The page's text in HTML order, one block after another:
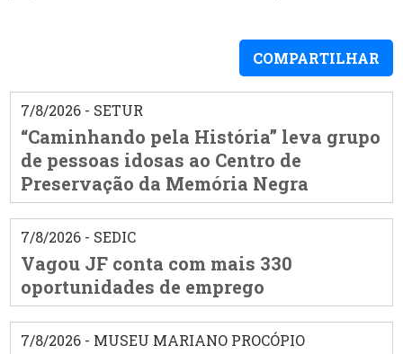
COMPARTILHAR
7/8/2026 - SETUR
“Caminhando pela História” leva grupo
de pessoas idosas ao Centro de
Preservação da Memória Negra
7/8/2026 - SEDIC
Vagou JF conta com mais 330
oportunidades de emprego
7/8/2026 - MUSEU MARIANO PROCÓPIO